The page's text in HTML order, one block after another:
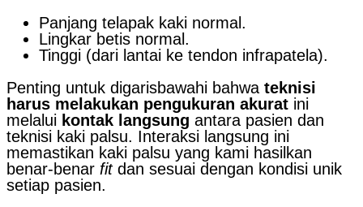
Panjang telapak kaki normal.
Lingkar betis normal.
Tinggi (dari lantai ke tendon infrapatela).
Penting untuk digarisbawahi bahwa teknisi
harus melakukan pengukuran akurat ini
melalui kontak langsung antara pasien dan
teknisi kaki palsu. Interaksi langsung ini
memastikan kaki palsu yang kami hasilkan
benar-benar fitdan sesuai dengan kondisi unik
setiap pasien.